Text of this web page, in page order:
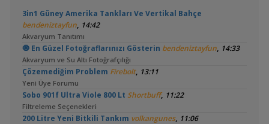
3in1 Güney Amerika Tankları Ve Vertikal Bahçe
bendeniztayfun, 14:42
Akvaryum Tanıtımı
🧿 En Güzel Fotoğraflarınızı Gösterin bendeniztayfun, 14:33
Akvaryum ve Su Altı Fotoğrafçılığı
Çözemediğim Problem Firebolt, 13:11
Yeni Üye Forumu
Sobo 901f Ultra Viole 800 Lt Shortbuff, 11:22
Filtreleme Seçenekleri
200 Litre Yeni Bitkili Tankım volkangunes, 11:06